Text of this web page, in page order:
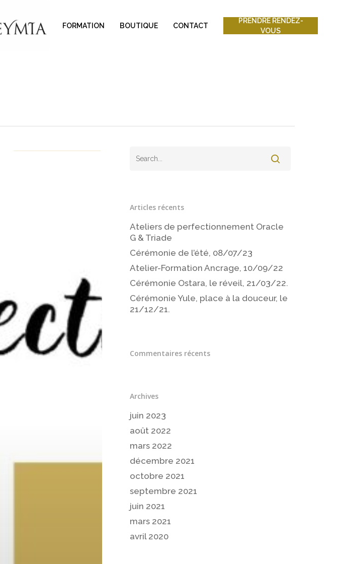
FORMATION BOUTIQUE CONTACT
PRENDRE RENDEZ-
VOUS
Articles récents
Ateliers de perfectionnement Oracle
G & Triade
Cérémonie de l’été, 08/07/23
Atelier-Formation Ancrage, 10/09/22
Cérémonie Ostara, le réveil, 21/03/22.
Cérémonie Yule, place à la douceur, le
21/12/21.
Commentaires récents
Archives
juin 2023
août 2022
mars 2022
décembre 2021
octobre 2021
septembre 2021
juin 2021
mars 2021
avril 2020